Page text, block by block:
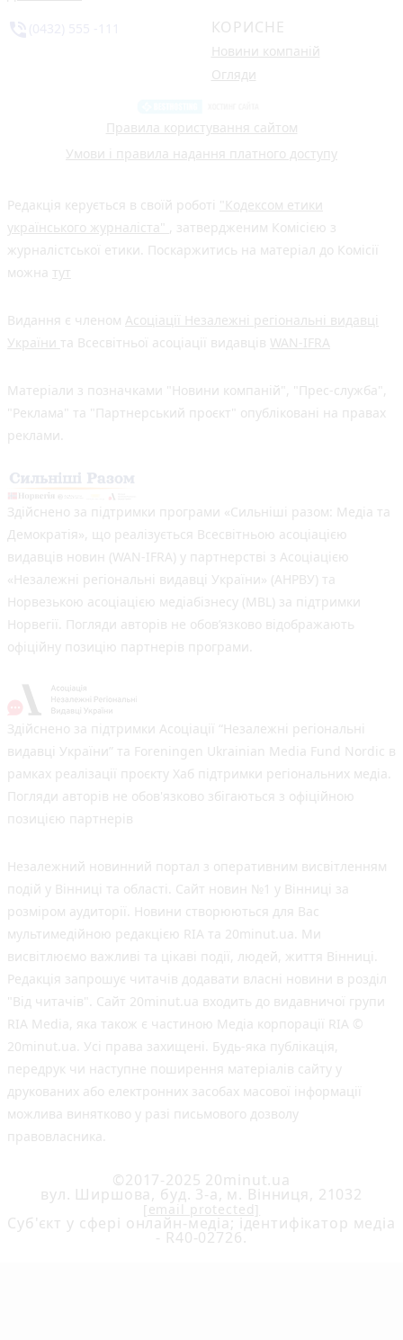
КОРИСНЕ
Новини компаній
Огляди
Правила користування сайтом
Умови і правила надання платного доступу
Редакція керується в своїй роботі "Кодексом етики
українського журналіста" , затвердженим Комісією з
журналістської етики. Поскаржитись на матеріал до Комісії
можна тут
Видання є членом Асоціації Незалежні регіональні видавці
України та Всесвітньої асоціації видавців WAN-IFRA
Матеріали з позначками "Новини компаній", "Прес-служба",
"Реклама" та "Партнерський проєкт" опубліковані на правах
реклами.
Здійснено за підтримки програми «Сильніші разом: Медіа та
Демократія», що реалізується Всесвітньою асоціацією
видавців новин (WAN-IFRA) у партнерстві з Асоціацією
«Незалежні регіональні видавці України» (АНРВУ) та
Норвезькою асоціацією медіабізнесу (MBL) за підтримки
Норвегії. Погляди авторів не обов’язково відображають
офіційну позицію партнерів програми.
Здійснено за підтримки Асоціації “Незалежні регіональні
видавці України” та Foreningen Ukrainian Media Fund Nordic в
рамках реалізації проєкту Хаб підтримки регіональних медіа.
Погляди авторів не обов'язково збігаються з офіційною
позицією партнерів
Незалежний новинний портал з оперативним висвітленням
подій у Вінниці та області. Сайт новин №1 у Вінниці за
розміром аудиторії. Новини створюються для Вас
мультимедійною редакцією RIA та 20minut.ua. Ми
висвітлюємо важливі та цікаві події, людей, життя Вінниці.
Редакція запрошує читачів додавати власні новини в розділ
"Від читачів". Сайт 20minut.ua входить до видавничої групи
RIA Media, яка також є частиною Медіа корпорації RIA ©
20minut.ua. Усі права захищені. Будь-яка публiкацiя,
передрук чи наступне поширення матеріалів сайту у
друкованих або електронних засобах масової інформації
можлива винятково у разі письмового дозволу
правовласника.
©2017-2025 20minut.ua
вул. Ширшова, буд. 3-а, м. Вінниця, 21032
[email protected]
Cуб'єкт у сфері онлайн-медіа; ідентифікатор медіа
- R40-02726.